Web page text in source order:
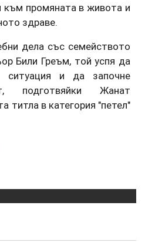
към промяната в живота и
здраве.
дела със семейството
Били Греъм, той успя да
и да започне
подготвяйки Жанат
титла в категория "петел"